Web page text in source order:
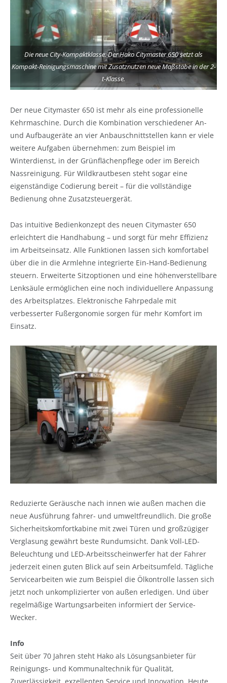
Die neue City-Kompaktklasse: Der Hako Citymaster 650 setzt als
Kompakt-Reinigungsmaschine mit Zusatznutzen neue Maßstäbe in der 2-
t-Klasse.
Der neue Citymaster 650 ist mehr als eine professionelle
Kehrmaschine. Durch die Kombination verschiedener An-
und Aufbaugeräte an vier Anbauschnittstellen kann er viele
weitere Aufgaben übernehmen: zum Beispiel im
Winterdienst, in der Grünflächenpflege oder im Bereich
Nassreinigung. Für Wildkrautbesen steht sogar eine
eigenständige Codierung bereit – für die vollständige
Bedienung ohne Zusatzsteuergerät.
Das intuitive Bedienkonzept des neuen Citymaster 650
erleichtert die Handhabung – und sorgt für mehr Effizienz
im Arbeitseinsatz. Alle Funktionen lassen sich komfortabel
über die in die Armlehne integrierte Ein-Hand-Bedienung
steuern. Erweiterte Sitzoptionen und eine höhenverstellbare
Lenksäule ermöglichen eine noch individuellere Anpassung
des Arbeitsplatzes. Elektronische Fahrpedale mit
verbesserter Fußergonomie sorgen für mehr Komfort im
Einsatz.
Reduzierte Geräusche nach innen wie außen machen die
neue Ausführung fahrer- und umweltfreundlich. Die große
Sicherheitskomfortkabine mit zwei Türen und großzügiger
Verglasung gewährt beste Rundumsicht. Dank Voll-LED-
Beleuchtung und LED-Arbeitsscheinwerfer hat der Fahrer
jederzeit einen guten Blick auf sein Arbeitsumfeld. Tägliche
Servicearbeiten wie zum Beispiel die Ölkontrolle lassen sich
jetzt noch unkomplizierter von außen erledigen. Und über
regelmäßige Wartungsarbeiten informiert der Service-
Wecker.
Info
Seit über 70 Jahren steht Hako als Lösungsanbieter für
Reinigungs- und Kommunaltechnik für Qualität,